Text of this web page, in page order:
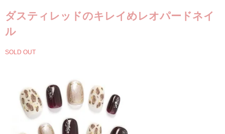
ダスティレッドのキレイめレオパードネイ
ル
SOLD OUT